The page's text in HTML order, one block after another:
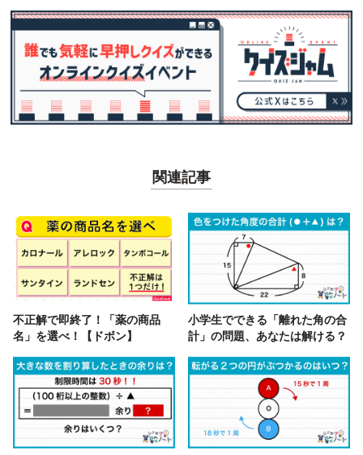
関連記事
不正解で即終了！「薬の商品
名」を選べ！【ドボン】
小学生でできる「離れた角の合
計」の問題、あなたは解ける？